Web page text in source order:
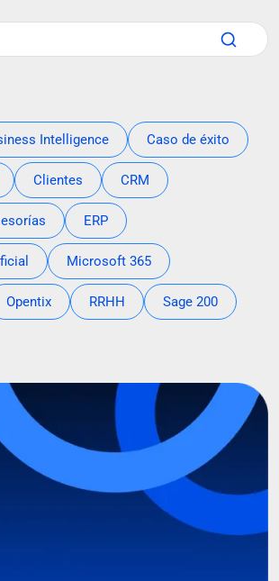
Intelligence Caso de éxito
Clientes CRM
ERP
Microsoft 365
Opentix RRHH Sage 200